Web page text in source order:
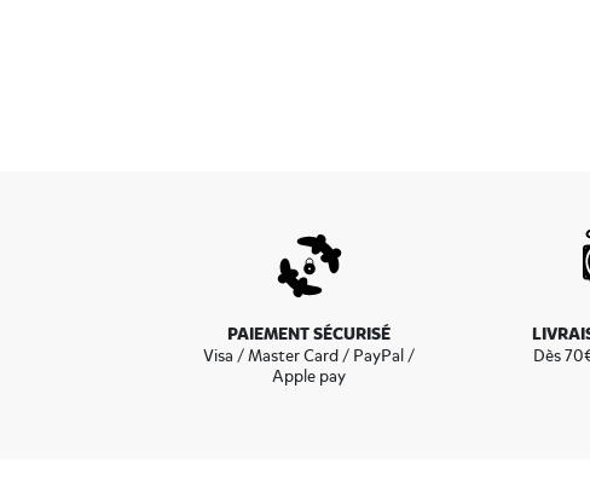
PAIEMENT SÉCURISÉ
Visa / Master Card / PayPal /
Apple pay
Dès